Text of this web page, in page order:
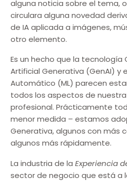
alguna noticia sobre el tema,
circulara alguna novedad
de IA aplicada a imágenes,
otro elemento.
Es un hecho que la tecnología
Artificial Generativa (GenAI) y
Automático (ML) parecen
todos los aspectos de
profesional. Prácticamente
menor medida – estamos
Generativa, algunos con más
algunos más rápidamente.
La industria de la Experiencia
sector de negocio que está a